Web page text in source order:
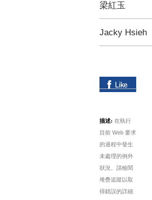
梁紅玉
Jacky Hsieh
描述: 在執行
目前 Web 要求
的過程中發生
未處理的例外
狀況。請檢閱
堆疊追蹤以取
得錯誤的詳細